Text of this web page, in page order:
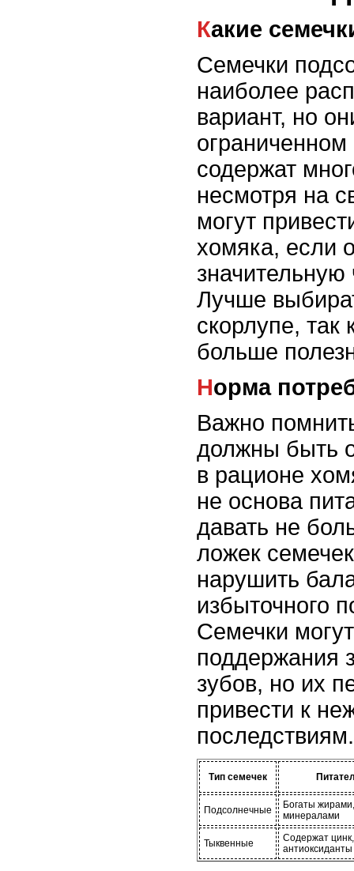
Какие
Семечки
наиболее
вариант, но
содержат
несмотря на
могут
хомяка, если
значительную
Лучше
скорлупе, так
больше
Норма
Важно
должны быть
в рационе
не основа
давать не
ложек
нарушить
избыточного
Семечки
поддержания
зубов, но их
привести к
последствиям.
Тип семечек
Подсолнечные
Богаты
минералами
Тыквенные
Содержат
антиоксиданты